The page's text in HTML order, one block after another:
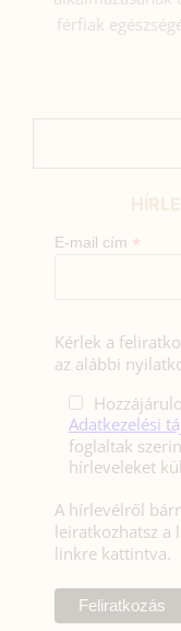
férfiak
E-mail cím *
Kérlek a
az alábbi
Adatkezelési
foglaltak
A hírlevélről
leiratkozhatsz a
linkre kattintva.